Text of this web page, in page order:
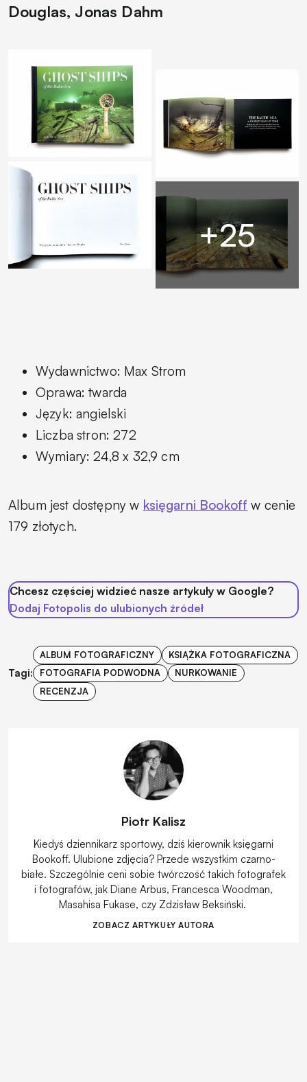
Douglas, Jonas Dahm
Wydawnictwo: Max Strom
Oprawa: twarda
Język: angielski
Liczba stron: 272
Wymiary: 24,8 x 32,9 cm
Album jest dostępny w księgarni Bookoff w cenie
179 złotych.
Chcesz częściej widzieć nasze artykuły w Google?
Dodaj Fotopolis do ulubionych źródeł
Tagi:
ALBUM FOTOGRAFICZNY
KSIĄŻKA FOTOGRAFICZNA
FOTOGRAFIA PODWODNA
NURKOWANIE
RECENZJA
Piotr Kalisz
Kiedyś dziennikarz sportowy, dziś kierownik księgarni
Bookoff. Ulubione zdjęcia? Przede wszystkim czarno-
białe. Szczególnie ceni sobie twórczość takich fotografek
i fotografów, jak Diane Arbus, Francesca Woodman,
Masahisa Fukase, czy Zdzisław Beksiński.
ZOBACZ ARTYKUŁY AUTORA